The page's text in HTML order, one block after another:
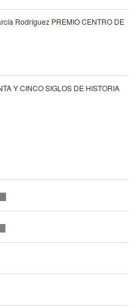
Rodríguez PREMIO CENTRO DE
Y CINCO SIGLOS DE HISTORIA